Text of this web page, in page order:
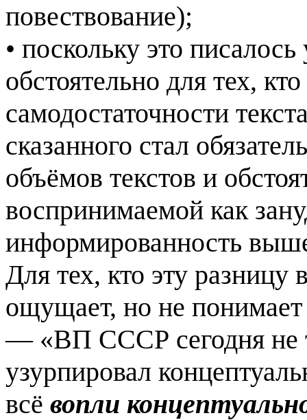
повествование);
• поскольку это
обстоятельно для тех,
самодостаточности
сказанного стал
объёмов текстов и
воспринимаемой как
информированность
Для тех, кто эту
ощущает, но не
— «ВП СССР сегодня не
узурпировал
всё вопли